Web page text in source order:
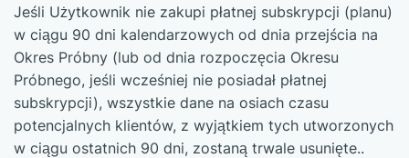
Jeśli Użytkownik nie zakupi płatnej subskrypcji (planu)
w ciągu 90 dni kalendarzowych od dnia przejścia na
Okres Próbny (lub od dnia rozpoczęcia Okresu
Próbnego, jeśli wcześniej nie posiadał płatnej
subskrypcji), wszystkie dane na osiach czasu
potencjalnych klientów, z wyjątkiem tych utworzonych
w ciągu ostatnich 90 dni, zostaną trwale usunięte..